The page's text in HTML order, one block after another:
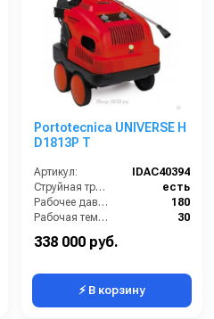
Portotecnica UNIVERSE H
D1813P T
Артикул:
IDAC40394
Струйная трубка (копьё):
есть
Рабочее давление (бар):
180
Рабочая температура горячей воды (°C):
30
338 000 руб.
⚡ В корзину